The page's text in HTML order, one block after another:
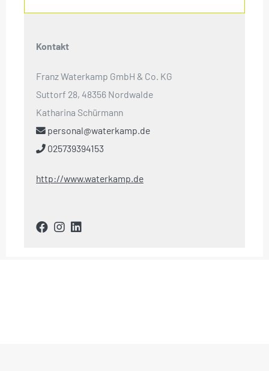
Kontakt
Franz Waterkamp GmbH & Co. KG
Suttorf 28, 48356 Nordwalde
Katharina Schürmann
personal@waterkamp.de
025739394153
http://www.waterkamp.de